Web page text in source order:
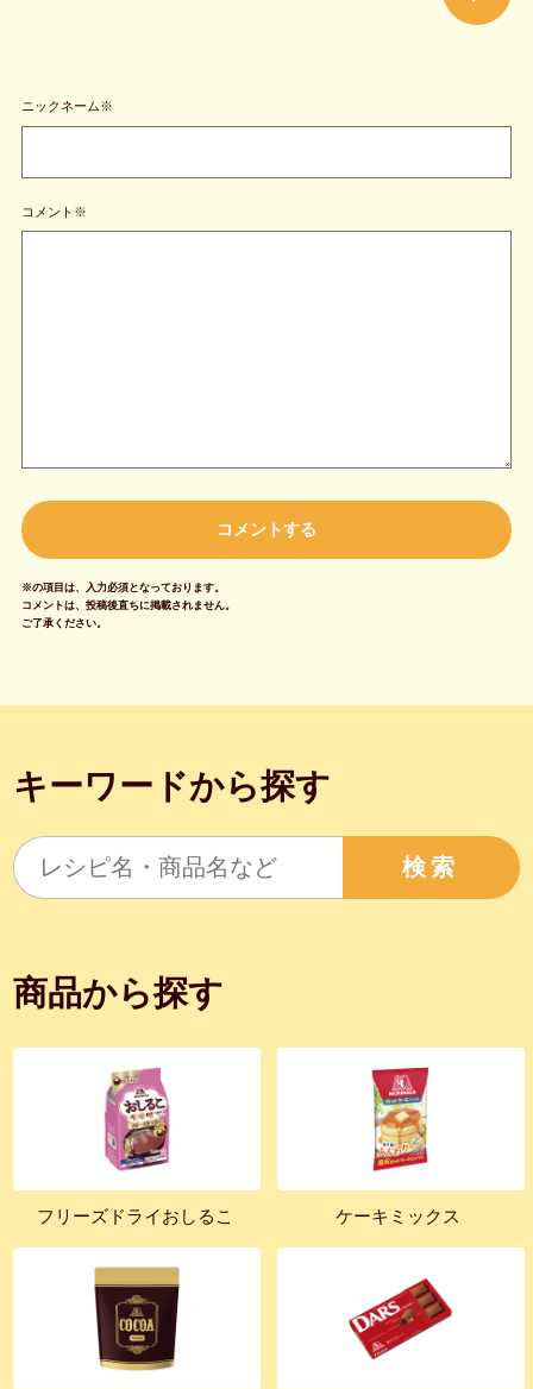
ニックネーム※
コメント※
※の項目は、入力必須となっております。
コメントは、投稿後直ちに掲載されません。
ご了承ください。
キーワードから探す
検索
商品から探す
フリーズドライおしるこ ケーキミックス